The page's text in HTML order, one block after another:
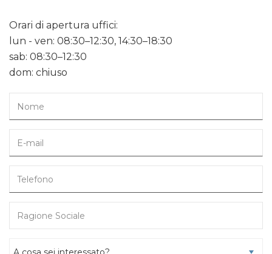
Orari di apertura uffici:
lun - ven: 08:30–12:30, 14:30–18:30
sab: 08:30–12:30
dom: chiuso